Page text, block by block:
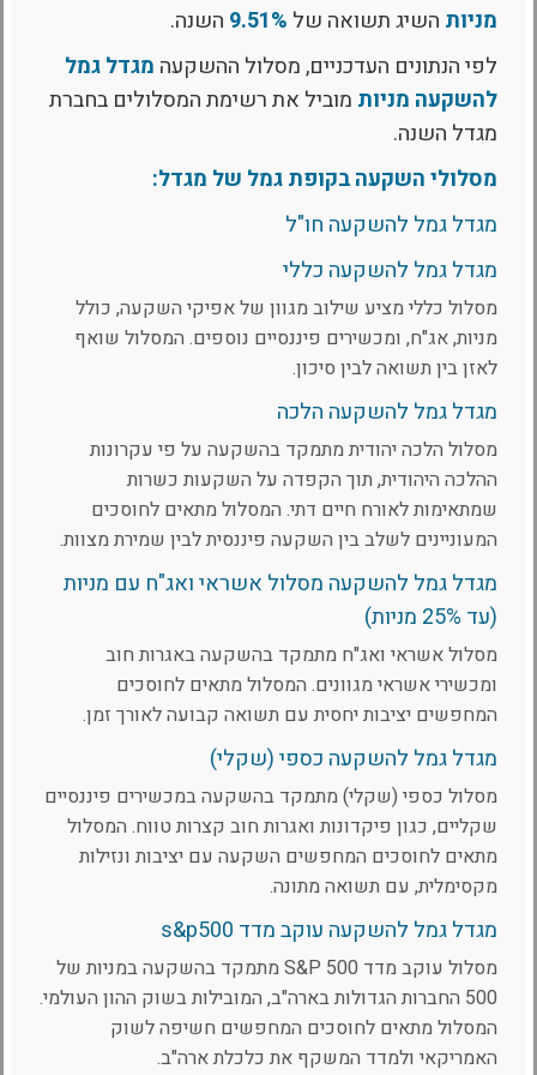
מניות השיג תשואה של 9.51% השנה.
לפי הנתונים העדכניים, מסלול ההשקעה מגדל גמל
להשקעה מניות מוביל את רשימת המסלולים בחברת
מגדל השנה.
מסלולי השקעה בקופת גמל של מגדל:
מגדל גמל להשקעה חו"ל
מגדל גמל להשקעה כללי
מסלול כללי מציע שילוב מגוון של אפיקי השקעה, כולל
מניות, אג"ח, ומכשירים פיננסיים נוספים. המסלול שואף
לאזן בין תשואה לבין סיכון.
מגדל גמל להשקעה הלכה
מסלול הלכה יהודית מתמקד בהשקעה על פי עקרונות
ההלכה היהודית, תוך הקפדה על השקעות כשרות
שמתאימות לאורח חיים דתי. המסלול מתאים לחוסכים
המעוניינים לשלב בין השקעה פיננסית לבין שמירת מצוות.
מגדל גמל להשקעה מסלול אשראי ואג"ח עם מניות
(עד 25% מניות)
מסלול אשראי ואג"ח מתמקד בהשקעה באגרות חוב
ומכשירי אשראי מגוונים. המסלול מתאים לחוסכים
המחפשים יציבות יחסית עם תשואה קבועה לאורך זמן.
מגדל גמל להשקעה כספי (שקלי)
מסלול כספי (שקלי) מתמקד בהשקעה במכשירים פיננסיים
שקליים, כגון פיקדונות ואגרות חוב קצרות טווח. המסלול
מתאים לחוסכים המחפשים השקעה עם יציבות ונזילות
מקסימלית, עם תשואה מתונה.
מגדל גמל להשקעה עוקב מדד s&p500
מסלול עוקב מדד S&P 500 מתמקד בהשקעה במניות של
500 החברות הגדולות בארה"ב, המובילות בשוק ההון העולמי.
המסלול מתאים לחוסכים המחפשים חשיפה לשוק
האמריקאי ולמדד המשקף את כלכלת ארה"ב.